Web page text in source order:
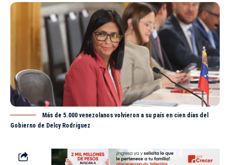
Más de 5.000 venezolanos volvieron a su país en cien días del
Gobierno de Delcy Rodríguez